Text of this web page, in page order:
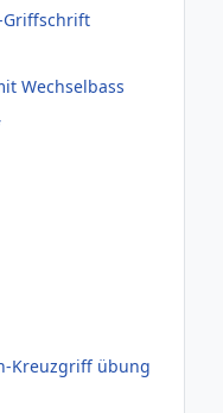
Griffschrift
Wechselbass
Kreuzgriff übung